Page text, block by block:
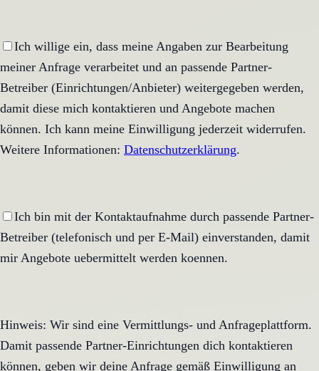
Ich willige ein, dass meine Angaben zur Bearbeitung
meiner Anfrage verarbeitet und an passende Partner-
Betreiber (Einrichtungen/Anbieter) weitergegeben werden,
damit diese mich kontaktieren und Angebote machen
können. Ich kann meine Einwilligung jederzeit widerrufen.
Weitere Informationen: Datenschutzerklärung.
Ich bin mit der Kontaktaufnahme durch passende Partner-
Betreiber (telefonisch und per E-Mail) einverstanden, damit
mir Angebote uebermittelt werden koennen.
Hinweis: Wir sind eine Vermittlungs- und Anfrageplattform.
Damit passende Partner-Einrichtungen dich kontaktieren
können, geben wir deine Anfrage gemäß Einwilligung an